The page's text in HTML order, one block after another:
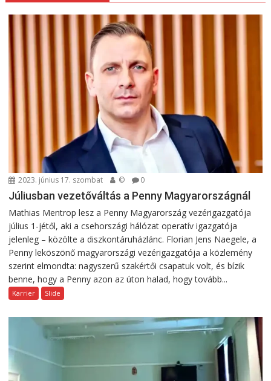
2023. június 17. szombat © 0
Júliusban vezetőváltás a Penny Magyarországnál
Mathias Mentrop lesz a Penny Magyarország vezérigazgatója
július 1-jétől, aki a csehországi hálózat operatív igazgatója
jelenleg – közölte a diszkontáruházlánc. Florian Jens Naegele, a
Penny leköszönő magyarországi vezérigazgatója a közlemény
szerint elmondta: nagyszerű szakértői csapatuk volt, és bízik
benne, hogy a Penny azon az úton halad, hogy tovább...
Karrier Slide